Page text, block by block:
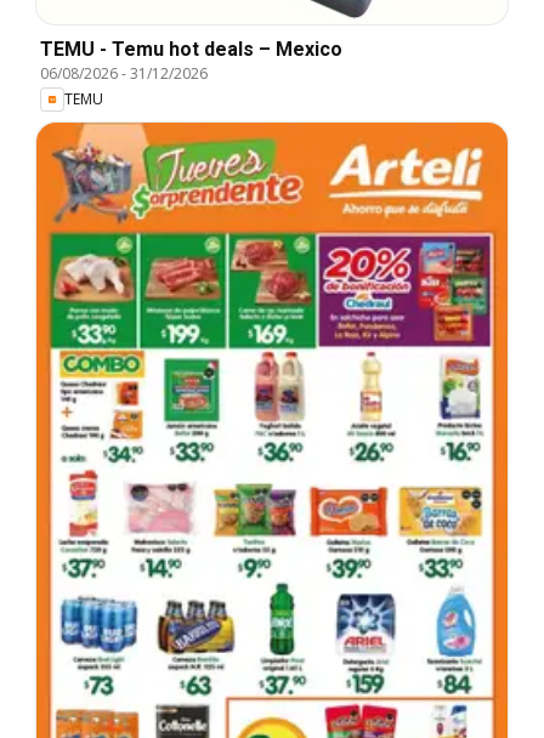
TEMU - Temu hot deals – Mexico
06/08/2026-31/12/2026
TEMU